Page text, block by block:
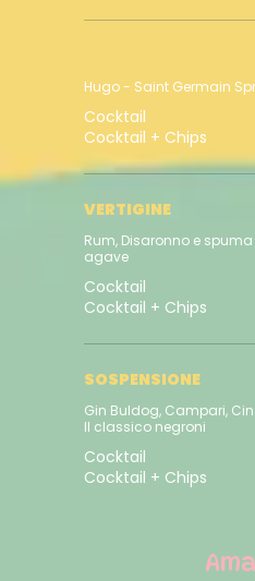
Hugo - Saint Germain
Cocktail
Cocktail + Chips
VERTIGINE
Rum, Disaronno e
agave
Cocktail
Cocktail + Chips
SOSPENSIONE
Gin Buldog, Campari,
Il classico negroni
Cocktail
Cocktail + Chips